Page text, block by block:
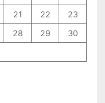
21 22
23
28 29
30